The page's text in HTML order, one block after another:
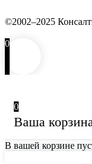
©2002–2025
0
0
Ваша
В вашей корзине